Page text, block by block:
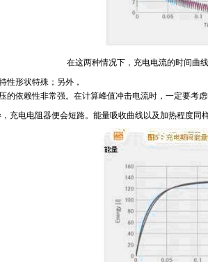
在这两种情况下，充电电流的时间曲
性形状特殊；另外，
的依赖性非常强。在计算峰值冲击电流时，一定要考
充电电阻器便会短路。能量吸收曲线以及加热程度